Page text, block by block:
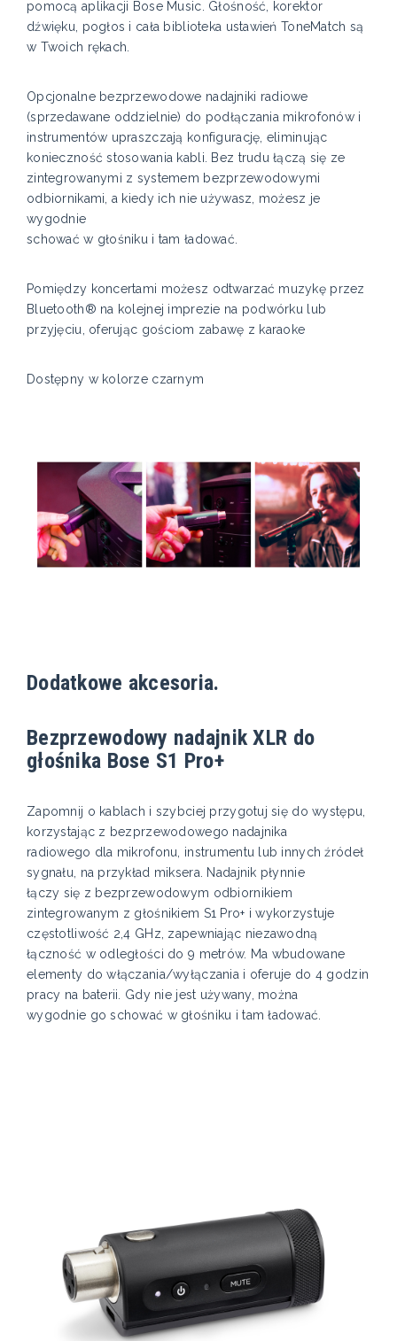
pomocą aplikacji Bose Music. Głośność, korektor
dźwięku, pogłos i cała biblioteka ustawień ToneMatch są
w Twoich rękach.
Opcjonalne bezprzewodowe nadajniki radiowe
(sprzedawane oddzielnie) do podłączania mikrofonów i
instrumentów upraszczają konfigurację, eliminując
konieczność stosowania kabli. Bez trudu łączą się ze
zintegrowanymi z systemem bezprzewodowymi
odbiornikami, a kiedy ich nie używasz, możesz je
wygodnie
schować w głośniku i tam ładować.
Pomiędzy koncertami możesz odtwarzać muzykę przez
Bluetooth® na kolejnej imprezie na podwórku lub
przyjęciu, oferując gościom zabawę z karaoke
Dostępny w kolorze czarnym
Dodatkowe akcesoria.
Bezprzewodowy nadajnik XLR do
głośnika Bose S1 Pro+
Zapomnij o kablach i szybciej przygotuj się do występu,
korzystając z bezprzewodowego nadajnika
radiowego dla mikrofonu, instrumentu lub innych źródeł
sygnału, na przykład miksera. Nadajnik płynnie
łączy się z bezprzewodowym odbiornikiem
zintegrowanym z głośnikiem S1 Pro+ i wykorzystuje
częstotliwość 2,4 GHz, zapewniając niezawodną
łączność w odległości do 9 metrów. Ma wbudowane
elementy do włączania/wyłączania i oferuje do 4 godzin
pracy na baterii. Gdy nie jest używany, można
wygodnie go schować w głośniku i tam ładować.